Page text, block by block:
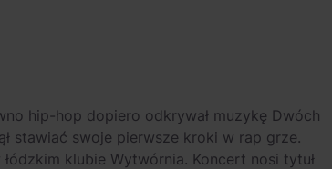
hip-hop dopiero odkrywał muzykę Dwóch
stawiać swoje pierwsze kroki w rap grze.
klubie Wytwórnia. Koncert nosi tytuł